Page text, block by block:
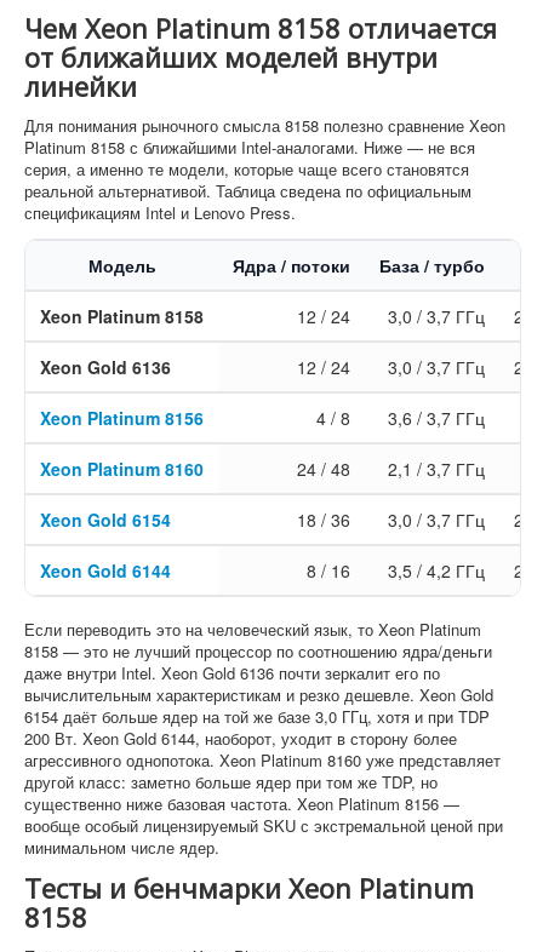
Чем Xeon Platinum 8158 отличается
от ближайших моделей внутри
линейки
Для понимания рыночного смысла 8158 полезно сравнение Xeon
Platinum 8158 с ближайшими Intel-аналогами. Ниже — не вся
серия, а именно те модели, которые чаще всего становятся
реальной альтернативой. Таблица сведена по официальным
спецификациям Intel и Lenovo Press.
Модель Ядра / потоки База / турбо
Xeon Platinum 8158 12 / 24 3,0 / 3,7 ГГц
Xeon Gold 6136 12 / 24 3,0 / 3,7 ГГц
Xeon Platinum 8156 4 / 8 3,6 / 3,7 ГГц
Xeon Platinum 8160 24 / 48 2,1 / 3,7 ГГц
Xeon Gold 6154 18 / 36 3,0 / 3,7 ГГц
Xeon Gold 6144 8 / 16 3,5 / 4,2 ГГц
Если переводить это на человеческий язык, то Xeon Platinum
8158 — это не лучший процессор по соотношению ядра/деньги
даже внутри Intel. Xeon Gold 6136 почти зеркалит его по
вычислительным характеристикам и резко дешевле. Xeon Gold
6154 даёт больше ядер на той же базе 3,0 ГГц, хотя и при TDP
200 Вт. Xeon Gold 6144, наоборот, уходит в сторону более
агрессивного однопотока. Xeon Platinum 8160 уже представляет
другой класс: заметно больше ядер при том же TDP, но
существенно ниже базовая частота. Xeon Platinum 8156 —
вообще особый лицензируемый SKU с экстремальной ценой при
минимальном числе ядер.
Тесты и бенчмарки Xeon Platinum
8158